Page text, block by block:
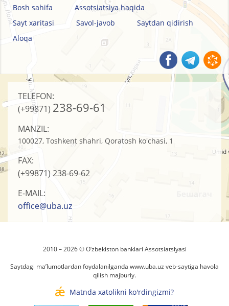
Bosh sahifa
Assotsiatsiya haqida
Sayt xaritasi
Savol-javob
Saytdan qidirish
Aloqa
TELEFON:
(+99871) 238-69-61
MANZIL:
100027, Toshkent shahri, Qoratosh ko'chasi, 1
FAX:
(+99871) 238-69-62
E-MAIL:
office@uba.uz
2010 – 2026 © O’zbеkistоn banklari Assоtsiatsiyasi
Saytdagi ma’lumotlardan foydalanilganda www.uba.uz veb-saytiga havola
qilish majburiy.
Matnda xatolikni ko'rdingizmi?